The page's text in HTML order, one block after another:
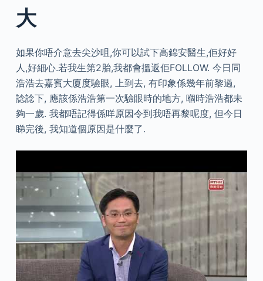
大
如果你唔介意去尖沙咀,你可以試下高錦安醫生,佢好好
人,好細心.若我生第2胎,我都會搵返佢FOLLOW. 今日同
浩浩去嘉賓大廈度驗眼, 上到去, 有印象係幾年前黎過,
諗諗下, 應該係浩浩第一次驗眼時的地方, 嗰時浩浩都未
夠一歲. 我都唔記得係咩原因令到我唔再黎呢度, 但今日
睇完後, 我知道個原因是什麼了.